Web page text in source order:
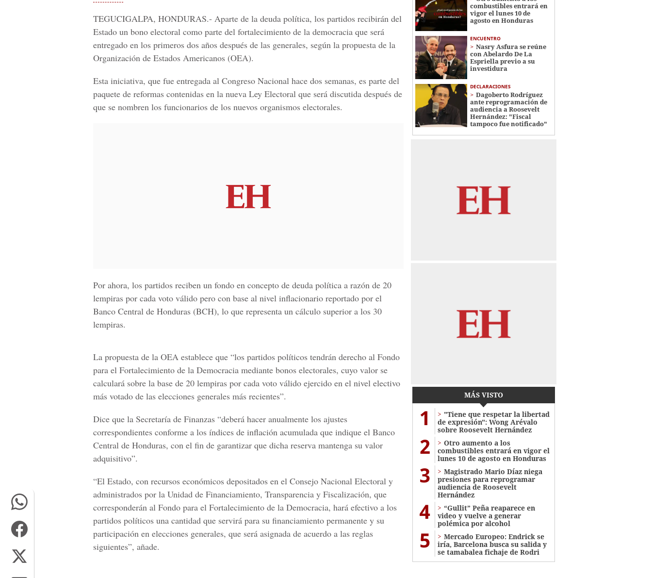
TEGUCIGALPA, HONDURAS.- Aparte de la deuda política, los partidos recibirán del
Estado un bono electoral como parte del fortalecimiento de la democracia que será
entregado en los primeros dos años después de las generales, según la propuesta de la
Organización de Estados Americanos (OEA).
Esta iniciativa, que fue entregada al Congreso Nacional hace dos semanas, es parte del
paquete de reformas contenidas en la nueva Ley Electoral que será discutida después de
que se nombren los funcionarios de los nuevos organismos electorales.
Por ahora, los partidos reciben un fondo en concepto de deuda política a razón de 20
lempiras por cada voto válido pero con base al nivel inflacionario reportado por el
Banco Central de Honduras (BCH), lo que representa un cálculo superior a los 30
lempiras.
La propuesta de la OEA establece que “los partidos políticos tendrán derecho al Fondo
para el Fortalecimiento de la Democracia mediante bonos electorales, cuyo valor se
calculará sobre la base de 20 lempiras por cada voto válido ejercido en el nivel electivo
más votado de las elecciones generales más recientes”.
Dice que la Secretaría de Finanzas “deberá hacer anualmente los ajustes
correspondientes conforme a los índices de inflación acumulada que indique el Banco
Central de Honduras, con el fin de garantizar que dicha reserva mantenga su valor
adquisitivo”.
“El Estado, con recursos económicos depositados en el Consejo Nacional Electoral y
administrados por la Unidad de Financiamiento, Transparencia y Fiscalización, que
corresponderán al Fondo para el Fortalecimiento de la Democracia, hará efectivo a los
partidos políticos una cantidad que servirá para su financiamiento permanente y su
participación en elecciones generales, que será asignada de acuerdo a las reglas
siguientes”, añade.
combustibles entrará en
vigor el lunes 10 de
agosto en Honduras
ENCUENTRO
Nasry Asfura se reúne
con Abelardo De La
Espriella previo a su
investidura
DECLARACIONES
Dagoberto Rodríguez
ante reprogramación de
audiencia a Roosevelt
Hernández: "Fiscal
tampoco fue notificado"
MÁS VISTO
1
"Tiene que respetar la libertad
de expresión": Wong Arévalo
sobre Roosevelt Hernández
2
Otro aumento a los
combustibles entrará en vigor el
lunes 10 de agosto en Honduras
3
Magistrado Mario Díaz niega
presiones para reprogramar
audiencia de Roosevelt
Hernández
4
“Gullit” Peña reaparece en
video y vuelve a generar
polémica por alcohol
5
Mercado Europeo: Endrick se
iría, Barcelona busca su salida y
se tamabalea fichaje de Rodri